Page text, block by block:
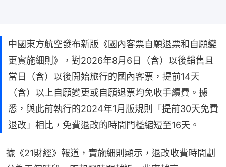
中國東方航空發布新版《國內客票自願退票和自願變
更實施細則》，對2026年8月6日（含）以後銷售且
當日（含）以後開始旅行的國內客票，提前14天
（含）以上自願變更或自願退票均免收手續費。據
悉，與此前執行的2024年1月版規則「提前30天免費
退改」相比，免費退改的時間門檻縮短至16天。
據《21財經》報道，實施細則顯示，退改收費時間劃